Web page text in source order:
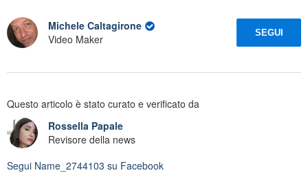
Michele Caltagirone
Video Maker
SEGUI
Questo articolo è stato curato e verificato da
Rossella Papale
Revisore della news
Segui Name_2744103 su Facebook